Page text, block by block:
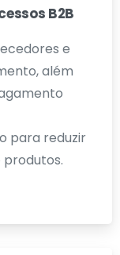
B2B
e
além
para reduzir